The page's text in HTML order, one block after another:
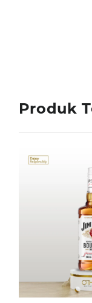
Sub Kategori:
Produk